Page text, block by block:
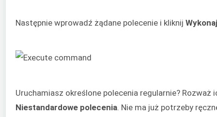
Następnie wprowadź żądane polecenie i kliknij
Uruchamiasz określone polecenia regularnie?
Niestandardowe polecenia . Nie ma już potrzeby